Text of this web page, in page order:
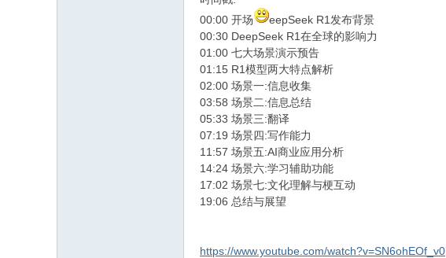
00:00 开场 eepSeek R1 发布背景
00:30 DeepSeek R1在全球的影响力
01:00 七大场景演示预告
01:15 R1模型两大特点解析
02:00 场景一:信息收集
03:58 场景二:信息总结
05:33 场景三:翻译
07:19 场景四:写作能力
11:57 场景五:AI商业应用分析
14:24 场景六:学习辅助功能
17:02 场景七:文化理解与梗互动
19:06 总结与展望
https://www.youtube.com/watch?v=SN6ohEOf_v0